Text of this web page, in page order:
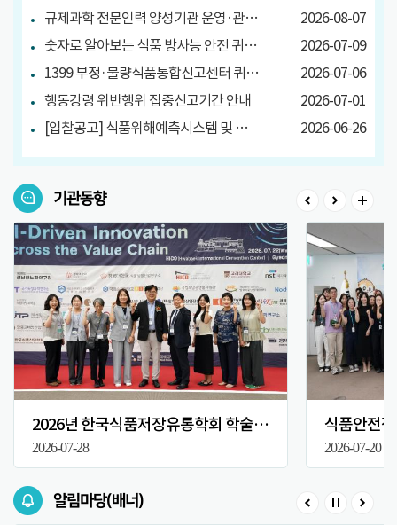
규제과학 전문인력 양성기관 운영·관리방안 마련 연구 관련 설문조사
2026-08-07
숫자로 알아보는 식품 방사능 안전 퀴즈 당첨자 발표
2026-07-09
1399 부정·불량식품통합신고센터 퀴즈 이벤트 당첨자 발표
2026-07-06
행동강령 위반행위 집중신고기간 안내
2026-07-01
[입찰공고] 식품위해예측시스템 및 대국민 서비스 구축
2026-06-26
기관동향
2026년 한국식품저장유통학회 학술대회
2026-07-28
식품안전
2026-07-20
알림마당(배너)